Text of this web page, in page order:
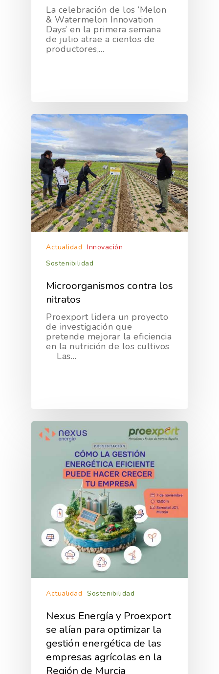
La celebración de los ‘Melon
& Watermelon Innovation
Days’ en la primera semana
de julio atrae a cientos de
productores,…
Actualidad Innovación
Sostenibilidad
Microorganismos contra los
nitratos
Proexport lidera un proyecto
de investigación que
pretende mejorar la eficiencia
en la nutrición de los cultivos
Las…
Actualidad Sostenibilidad
Nexus Energía y Proexport
se alían para optimizar la
gestión energética de las
empresas agrícolas en la
Región de Murcia